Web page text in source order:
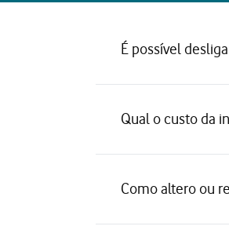
É possível
Qual o custo da
Como altero ou